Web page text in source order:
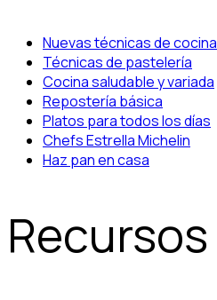
Nuevas técnicas de cocina
Técnicas de pastelería
Cocina saludable y variada
Repostería básica
Platos para todos los días
Chefs Estrella Michelin
Haz pan en casa
Recursos